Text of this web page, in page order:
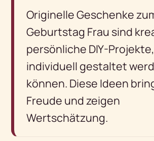
Originelle Geschenke
Geburtstag Frau sind
persönliche DIY-
individuell gestaltet
können. Diese Ideen
Freude und zeigen
Wertschätzung.